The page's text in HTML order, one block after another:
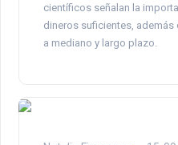
científicos señalan la
dineros suficientes, además
a mediano y largo plazo.